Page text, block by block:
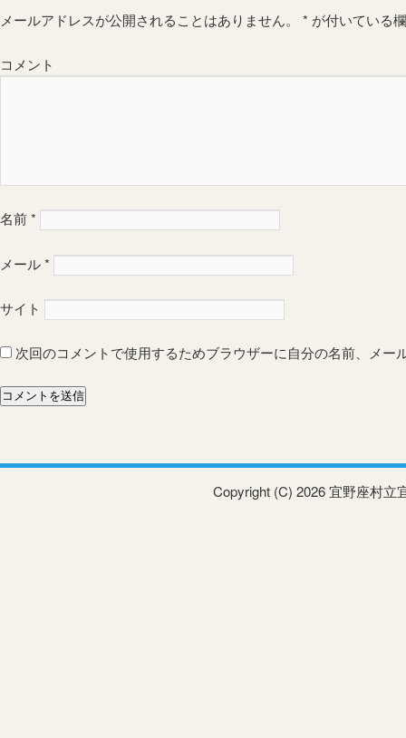
メールアドレスが公開されることはありません。 * が付いている
コメント
名前*
メール*
サイト
次回のコメントで使用するためブラウザーに自分の名前、メー
Copyright (C) 2026 宜野座村立